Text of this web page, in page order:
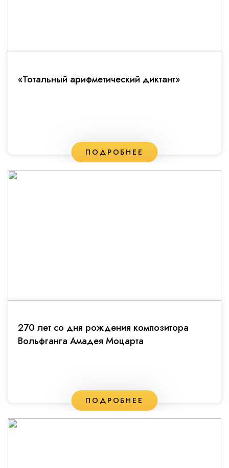
«Тотальный арифметический диктант»
ПОДРОБНЕЕ
270 лет со дня рождения композитора
Вольфганга Амадея Моцарта
ПОДРОБНЕЕ